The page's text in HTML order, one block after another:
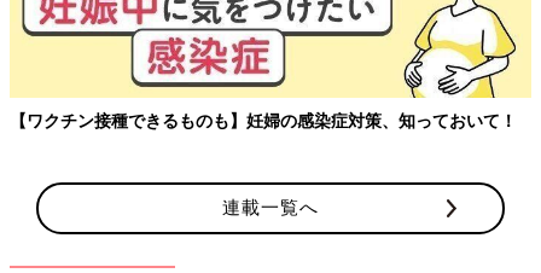
【ワクチン接種できるものも】妊婦の感染症対策、知っておいて！
連載一覧へ